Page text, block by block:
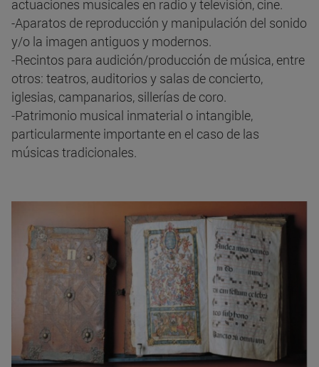
actuaciones musicales en radio y televisión, cine.
-Aparatos de reproducción y manipulación del sonido
y/o la imagen antiguos y modernos.
-Recintos para audición/producción de música, entre
otros: teatros, auditorios y salas de concierto,
iglesias, campanarios, sillerías de coro.
-Patrimonio musical inmaterial o intangible,
particularmente importante en el caso de las
músicas tradicionales.